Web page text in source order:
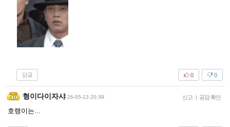
답글 0
0
형이다이자샤 26-05-13 20:39 신고 | 공감 확인
호랭이는...